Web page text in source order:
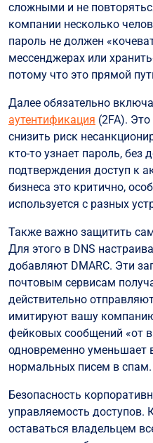
сложными и не
компании несколько
пароль не должен
мессенджерах или
потому что это прямой
Далее обязательно
аутентификация (2FA).
снизить риск
кто-то узнает пароль, без
подтверждения доступ к
бизнеса это критично,
используется с разных
Также важно защитить
Для этого в DNS
добавляют DMARC. Эти
почтовым сервисам
действительно
имитируют вашу
фейковых сообщений «от
одновременно уменьшает
нормальных писем в спам.
Безопасность
управляемость доступов.
оставаться владельцем